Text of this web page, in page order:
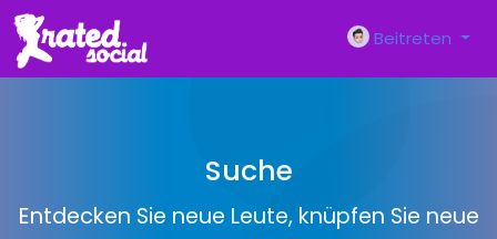
Beitreten
Suche
Entdecken Sie neue Leute, knüpfen Sie neue